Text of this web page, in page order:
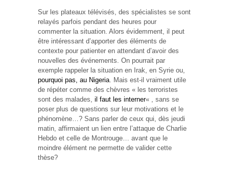
Sur les plateaux télévisés, des spécialistes se sont
relayés parfois pendant des heures pour
commenter la situation. Alors évidemment, il peut
être intéressant d’apporter des éléments de
contexte pour patienter en attendant d’avoir des
nouvelles des événements. On pourrait par
exemple rappeler la situation en Irak, en Syrie ou,
pourquoi pas, au Nigeria . Mais est-il vraiment utile
de répéter comme des chèvres « les terroristes
sont des malades, il faut les interner« , sans se
poser plus de questions sur leur motivations et le
phénomène…? Sans parler de ceux qui, dès jeudi
matin, affirmaient un lien entre l’attaque de Charlie
Hebdo et celle de Montrouge… avant que le
moindre élément ne permette de valider cette
thèse?